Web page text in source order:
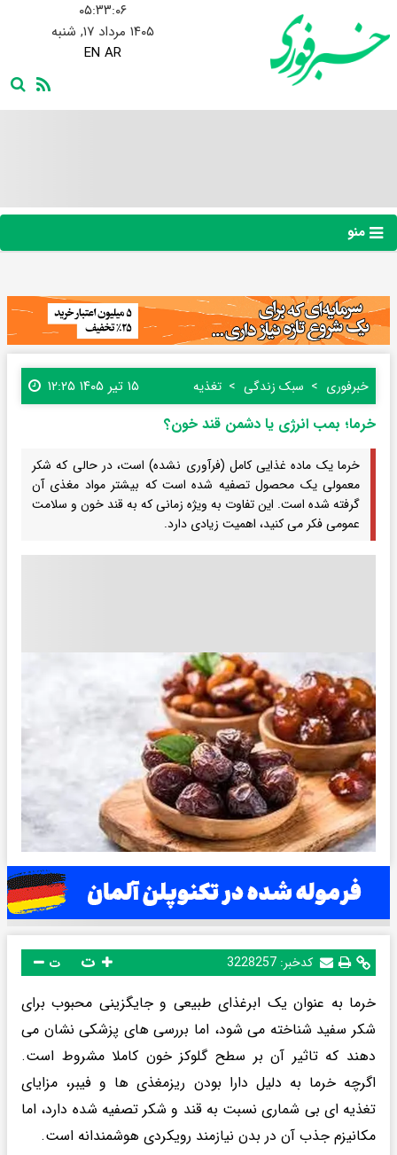
۰۵:۳۳:۰۷
۱۴۰۵ مرداد ۱۷, شنبه
EN AR
منو
خبرفوری سبک زندگی تغذیه ۱۵ تیر ۱۴۰۵ ۱۲:۲۵
خرما؛ بمب انرژی یا دشمن قند خون؟
خرما یک ماده غذایی کامل (فرآوری نشده) است، در حالی که شکر
معمولی یک محصول تصفیه شده است که بیشتر مواد مغذی آن
گرفته شده است. این تفاوت به ویژه زمانی که به قند خون و سلامت
عمومی فکر می کنید، اهمیت زیادی دارد.
کدخبر: 3228257 ت
خرما به عنوان یک ابرغذای طبیعی و جایگزینی محبوب برای
شکر سفید شناخته می شود، اما بررسی های پزشکی نشان می
دهند که تاثیر آن بر سطح گلوکز خون کاملا مشروط است.
اگرچه خرما به دلیل دارا بودن ریزمغذی ها و فیبر، مزایای
تغذیه ای بی شماری نسبت به قند و شکر تصفیه شده دارد، اما
مکانیزم جذب آن در بدن نیازمند رویکردی هوشمندانه است.